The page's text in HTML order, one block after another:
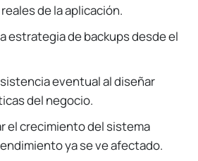
de la aplicación.
estrategia de backups desde el
eventual al diseñar
del negocio.
el crecimiento del sistema
ya se ve afectado.